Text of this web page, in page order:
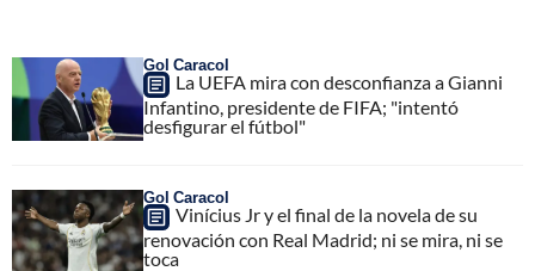
Gol Caracol
La UEFA mira con desconfianza a Gianni
Infantino, presidente de FIFA; "intentó
desfigurar el fútbol"
Gol Caracol
Vinícius Jr y el final de la novela de su
renovación con Real Madrid; ni se mira, ni se
toca